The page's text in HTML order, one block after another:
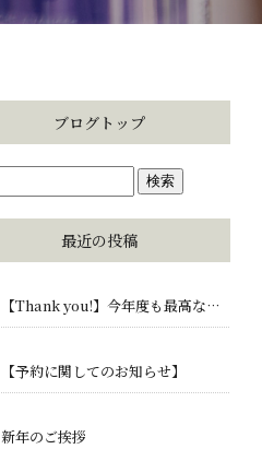
ブログトップ
最近の投稿
【Thank you!】今年度も最高な毎日をありがとう。CLAN・clana・CUCUから愛を込めて。
【予約に関してのお知らせ】
新年のご挨拶